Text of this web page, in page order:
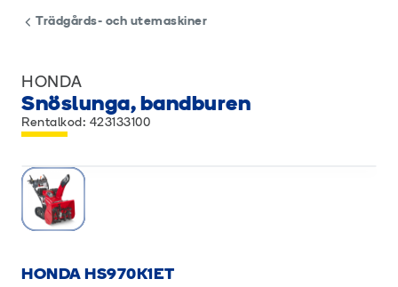
Trädgårds- och utemaskiner
HONDA
Snöslunga, bandburen
Rentalkod: 423133100
HONDA HS970K1ET